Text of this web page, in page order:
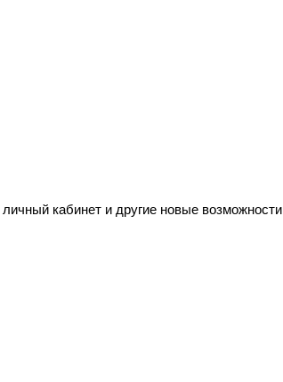
кабинет и другие новые возможности